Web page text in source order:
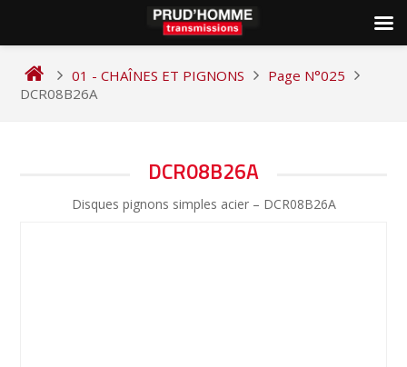
content
01 - CHAÎNES ET PIGNONS
Page N°025
DCR08B26A
DCR08B26A
Disques pignons simples acier – DCR08B26A